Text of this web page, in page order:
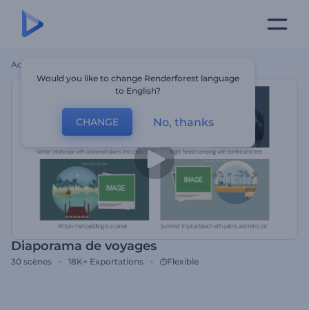
Accueil
Diaporama de voyages
30 scènes 18K+ Exportations Flexible
Would you like to change Renderforest language
to English?
CHANGE No, thanks